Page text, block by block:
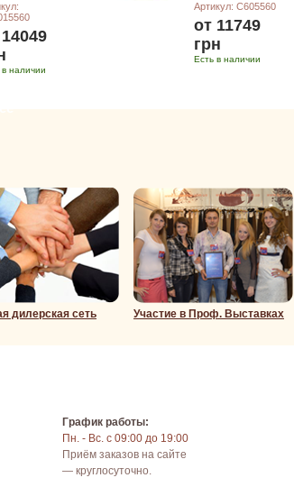
в наличии
Артикул: C605560
от 11749
грн
Есть в наличии
дилерская сеть Участие в Проф. Выставках
График работы:
Пн. - Вс. с 09:00 до 19:00
Приём заказов на сайте
— круглосуточно.